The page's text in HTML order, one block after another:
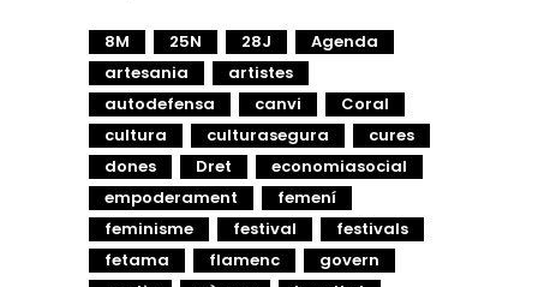
8M 25N 28J
Agenda
artesania
artistes
autodefensa
canvi
Coral
cultura
culturasegura
cures
dones
Dret
economiasocial
empoderament
femení
feminisme
festival
festivals
fetama
flamenc
govern